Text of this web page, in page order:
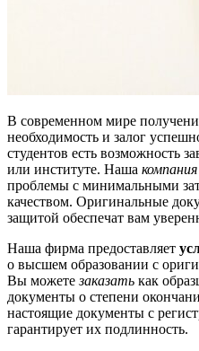
В современном мире
необходимость и залог
студентов есть возможность
или институте. Наша
проблемы с минимальными
качеством. Оригинальные
защитой обеспечат вам
Наша фирма предоставляет
о высшем образовании с
Вы можетезаказать как
документы о степени
настоящие документы с
гарантирует их подлинность.